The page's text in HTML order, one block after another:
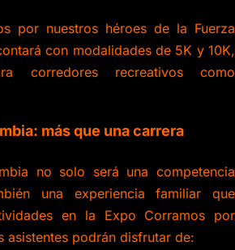
por nuestros héroes de la Fuerza
con modalidades de 5K y 10K,
corredores recreativos como
más que una carrera
no solo será una competencia
una experiencia familiar que
en la Expo Corramos por
asistentes podrán disfrutar de: